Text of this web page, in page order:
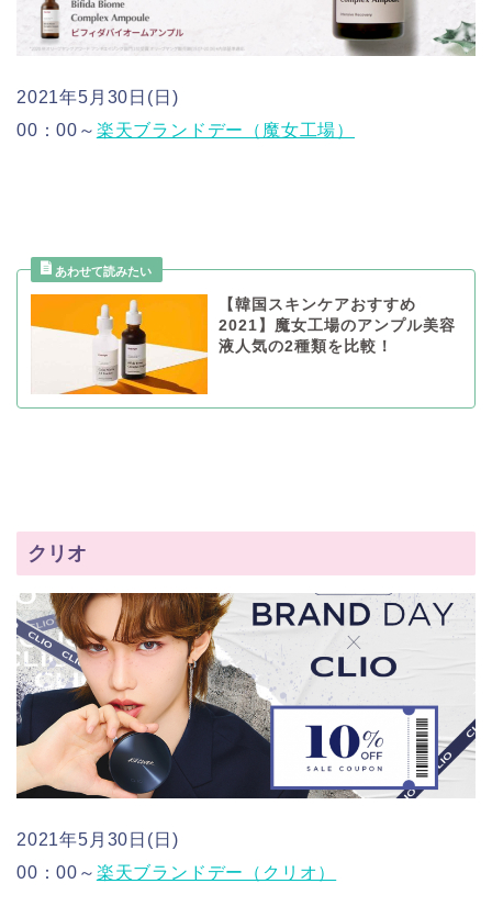
2021年5月30日(日)
00：00～ 楽天ブランドデー（魔女工場）
【韓国スキンケアおすすめ
2021】魔女工場のアンプル美容
液人気の2種類を比較！
クリオ
2021年5月30日(日)
00：00～ 楽天ブランドデー（クリオ）